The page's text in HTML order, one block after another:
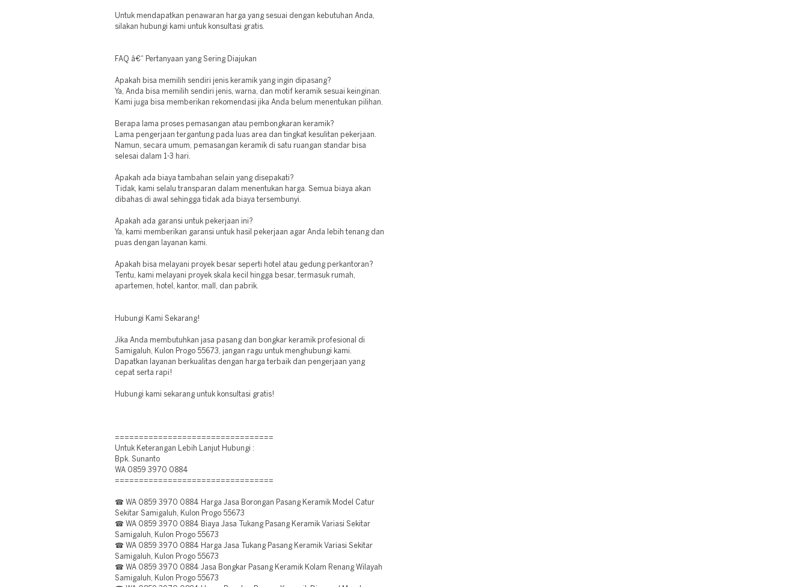
Untuk mendapatkan penawaran harga yang sesuai dengan kebutuhan Anda,
silakan hubungi kami untuk konsultasi gratis.
FAQ â€“ Pertanyaan yang Sering Diajukan
Apakah bisa memilih sendiri jenis keramik yang ingin dipasang?
Ya, Anda bisa memilih sendiri jenis, warna, dan motif keramik sesuai keinginan.
Kami juga bisa memberikan rekomendasi jika Anda belum menentukan pilihan.
Berapa lama proses pemasangan atau pembongkaran keramik?
Lama pengerjaan tergantung pada luas area dan tingkat kesulitan pekerjaan.
Namun, secara umum, pemasangan keramik di satu ruangan standar bisa
selesai dalam 1-3 hari.
Apakah ada biaya tambahan selain yang disepakati?
Tidak, kami selalu transparan dalam menentukan harga. Semua biaya akan
dibahas di awal sehingga tidak ada biaya tersembunyi.
Apakah ada garansi untuk pekerjaan ini?
Ya, kami memberikan garansi untuk hasil pekerjaan agar Anda lebih tenang dan
puas dengan layanan kami.
Apakah bisa melayani proyek besar seperti hotel atau gedung perkantoran?
Tentu, kami melayani proyek skala kecil hingga besar, termasuk rumah,
apartemen, hotel, kantor, mall, dan pabrik.
Hubungi Kami Sekarang!
Jika Anda membutuhkan jasa pasang dan bongkar keramik profesional di
Samigaluh, Kulon Progo 55673, jangan ragu untuk menghubungi kami.
Dapatkan layanan berkualitas dengan harga terbaik dan pengerjaan yang
cepat serta rapi!
Hubungi kami sekarang untuk konsultasi gratis!
=================================
Untuk Keterangan Lebih Lanjut Hubungi :
Bpk. Sunanto
WA 0859 3970 0884
=================================
☎ WA 0859 3970 0884 Harga Jasa Borongan Pasang Keramik Model Catur
Sekitar Samigaluh, Kulon Progo 55673
☎ WA 0859 3970 0884 Biaya Jasa Tukang Pasang Keramik Variasi Sekitar
Samigaluh, Kulon Progo 55673
☎ WA 0859 3970 0884 Harga Jasa Tukang Pasang Keramik Variasi Sekitar
Samigaluh, Kulon Progo 55673
☎ WA 0859 3970 0884 Jasa Bongkar Pasang Keramik Kolam Renang Wilayah
Samigaluh, Kulon Progo 55673